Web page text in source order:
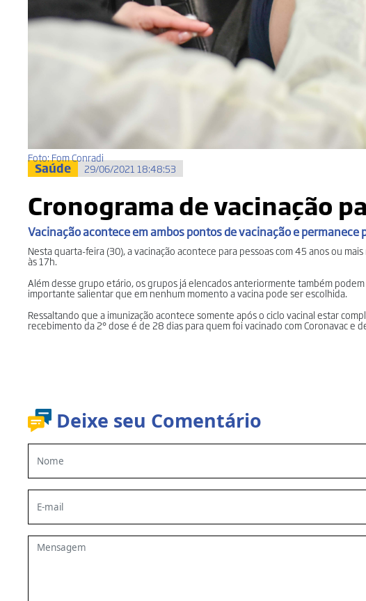
Foto: Fom Conradi
Saúde 29/06/2021 18:48:53
Cronograma de vacinação
Vacinação acontece em ambos pontos de vacinação e permanece
Nesta quarta-feira (30), a vacinação acontece para pessoas com 45 anos ou
às 17h.
Além desse grupo etário, os grupos já elencados anteriormente também
importante salientar que em nenhum momento a vacina pode ser escolhida.
Ressaltando que a imunização acontece somente após o ciclo vacinal estar
recebimento da 2° dose é de 28 dias para quem foi vacinado com Coronavac e
Deixe seu Comentário